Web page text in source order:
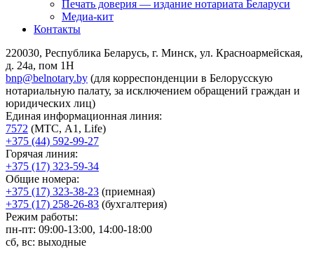
Печать доверия — издание нотариата Беларуси
Медиа-кит
Контакты
220030, Республика Беларусь, г. Минск, ул. Красноармейская,
д. 24а, пом 1Н
bnp@belnotary.by (для корреспонденции в Белорусскую
нотариальную палату, за исключением обращений граждан и
юридических лиц)
Единая информационная линия:
7572 (МТС, A1, Life)
+375 (44) 592-99-27
Горячая линия:
+375 (17) 323-59-34
Общие номера:
+375 (17) 323-38-23 (приемная)
+375 (17) 258-26-83 (бухгалтерия)
Режим работы:
пн-пт: 09:00-13:00, 14:00-18:00
сб, вс: выходные